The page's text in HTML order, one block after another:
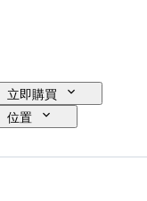
立即購買
位置